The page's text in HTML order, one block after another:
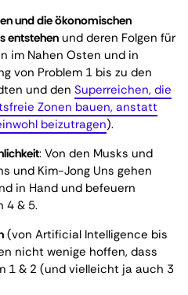
und die ökonomischen
entstehen und deren Folgen für
im Nahen Osten und in
von Problem 1 bis zu den
und den Superreichen, die
Zonen bauen, anstatt
beizutragen).
: Von den Musks und
und Kim-Jong Uns gehen
in Hand und befeuern
4 & 5.
(von Artificial Intelligence bis
nicht wenige hoffen, dass
1 & 2 (und vielleicht ja auch 3